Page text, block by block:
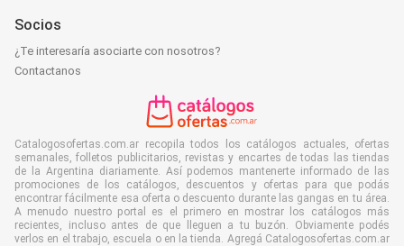
Socios
¿Te interesaría asociarte con nosotros?
Contactanos
Catalogosofertas.com.ar recopila todos los catálogos actuales, ofertas
semanales, folletos publicitarios, revistas y encartes de todas las tiendas
de la Argentina diariamente. Así podemos mantenerte informado de las
promociones de los catálogos, descuentos y ofertas para que podás
encontrar fácilmente esa oferta o descuento durante las gangas en tu área.
A menudo nuestro portal es el primero en mostrar los catálogos más
recientes, incluso antes de que lleguen a tu buzón. Obviamente podés
verlos en el trabajo, escuela o en la tienda. Agregá Catalogosofertas.com.ar